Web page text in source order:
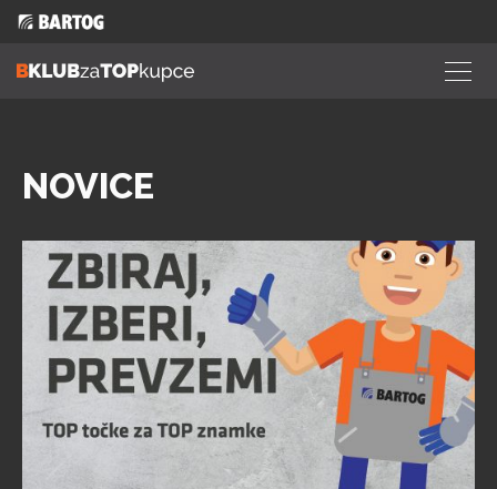
NOVICE